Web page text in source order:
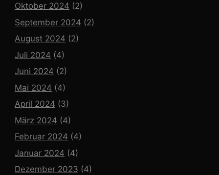
Oktober 2024 (2)
September 2024 (2)
August 2024 (2)
Juli 2024 (4)
Juni 2024 (2)
Mai 2024 (4)
April 2024 (3)
März 2024 (4)
Februar 2024 (4)
Januar 2024 (4)
Dezember 2023 (4)